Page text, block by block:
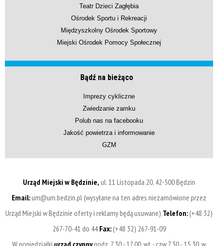
Teatr Dzieci Zagłębia
Ośrodek Sportu i Rekreacji
Międzyszkolny Ośrodek Sportowy
Miejski Ośrodek Pomocy Społecznej
Bądź na bieżąco
Imprezy cykliczne
Zwiedzanie zamku
Polub nas na facebooku
Jakość powietrza i informowanie
GZM
Urząd Miejski w Będzinie, ul. 11 Listopada 20, 42-500 Będzin
Email:um@um.bedzin.pl (wysyłane na ten adres niezamówione przez
Urząd Miejski w Będzinie oferty i reklamy będą usuwane) Telefon:(+48 32)
267-70-41 do 44Fax:(+48 32) 267-91-09